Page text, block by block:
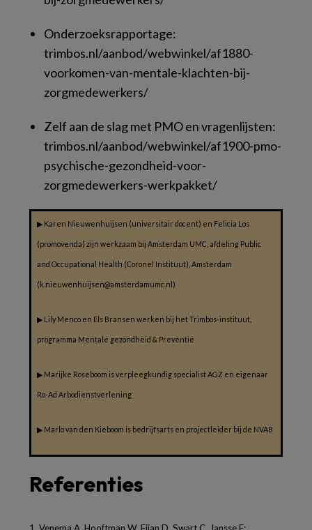
Onderzoeksrapportage:
trimbos.nl/aanbod/webwinkel/af1880-
voorkomen-van-mentale-klachten-bij-
zorgmedewerkers/
Zelf aan de slag met PMO en vragenlijsten:
trimbos.nl/aanbod/webwinkel/af1900-pmo-
psychische-gezondheid-voor-
zorgmedewerkers-werkpakket/
▶ Karen Nieuwenhuijsen (universitair docent) en Felicia Los
(promovenda) zijn werkzaam bij Amsterdam UMC, afdeling Public
and Occupational Health (Coronel Instituut), Amsterdam
(k.nieuwenhuijsen@amsterdamumc.nl)
▶ Lily Menco en Els Bransen werken bij het Trimbos-instituut,
programma Mentale gezondheid & Preventie
▶ Marijke Roseboom is verpleegkundig specialist AGZ en eigenaar
Ro-Ad Arbodienstverlening
▶ Marlo van den Kieboom is bedrijfsarts en projectleider bij de NVAB
Referenties